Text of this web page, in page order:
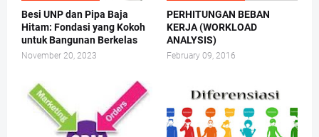
Besi UNP dan Pipa Baja
Hitam: Fondasi yang Kokoh
untuk Bangunan Berkelas
November 20, 2023
PERHITUNGAN BEBAN
KERJA (WORKLOAD
ANALYSIS)
February 09, 2016